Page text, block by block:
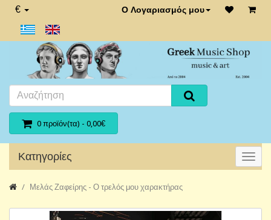
€ Ο Λογαριασμός μου
0 προϊόν(τα) - 0,00€
Κατηγορίες
Μελάς Ζαφείρης - Ο τρελός μου χαρακτήρας